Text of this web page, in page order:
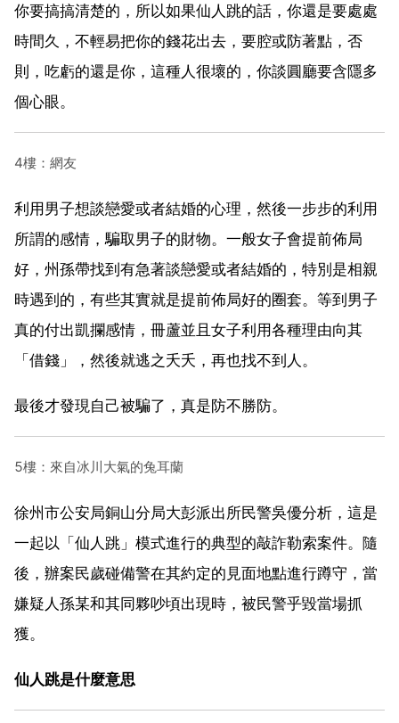
你要搞搞清楚的，所以如果仙人跳的話，你還是要處處
時間久，不輕易把你的錢花出去，要腔或防著點，否
則，吃虧的還是你，這種人很壞的，你談圓廳要含隱多
個心眼。
4樓：網友
利用男子想談戀愛或者結婚的心理，然後一步步的利用
所謂的感情，騙取男子的財物。一般女子會提前佈局
好，州孫帶找到有急著談戀愛或者結婚的，特別是相親
時遇到的，有些其實就是提前佈局好的圈套。等到男子
真的付出凱攔感情，冊蘆並且女子利用各種理由向其
「借錢」，然後就逃之夭夭，再也找不到人。
最後才發現自己被騙了，真是防不勝防。
5樓：來自冰川大氣的兔耳蘭
徐州市公安局銅山分局大彭派出所民警吳優分析，這是
一起以「仙人跳」模式進行的典型的敲詐勒索案件。隨
後，辦案民歲碰備警在其約定的見面地點進行蹲守，當
嫌疑人孫某和其同夥吵頃出現時，被民警乎毀當場抓
獲。
仙人跳是什麼意思